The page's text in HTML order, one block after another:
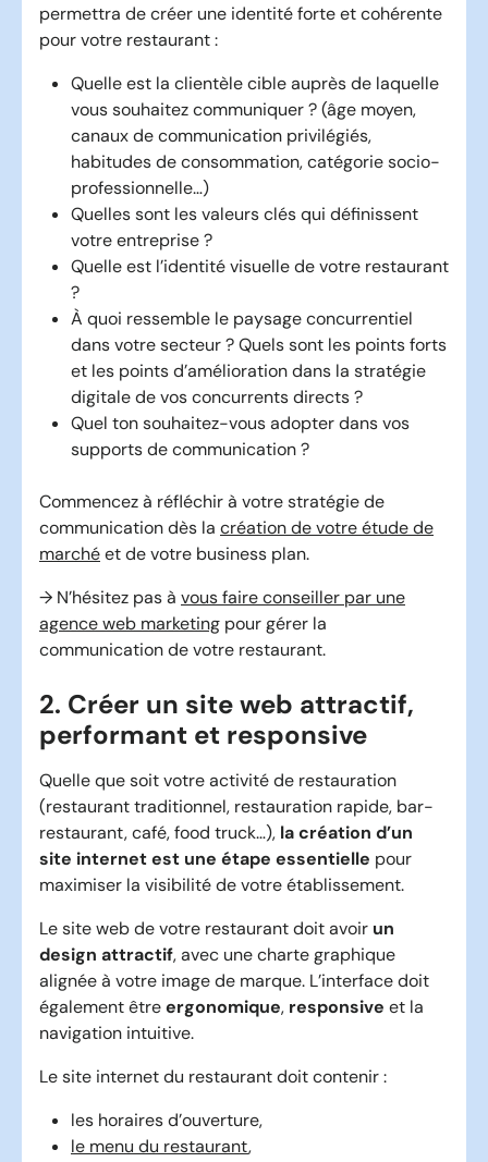
permettra de créer une identité forte et cohérente
pour votre restaurant :
Quelle est la clientèle cible auprès de laquelle
vous souhaitez communiquer ? (âge moyen,
canaux de communication privilégiés,
habitudes de consommation, catégorie socio-
professionnelle…)
Quelles sont les valeurs clés qui définissent
votre entreprise ?
Quelle est l’identité visuelle de votre restaurant
?
À quoi ressemble le paysage concurrentiel
dans votre secteur ? Quels sont les points forts
et les points d’amélioration dans la stratégie
digitale de vos concurrents directs ?
Quel ton souhaitez-vous adopter dans vos
supports de communication ?
Commencez à réfléchir à votre stratégie de
communication dès la création de votre étude de
marchéet de votre business plan.
→ N’hésitez pas à vous faire conseiller par une
agence web marketing pour gérer la
communication de votre restaurant.
2. Créer un site web attractif,
performant et responsive
Quelle que soit votre activité de restauration
(restaurant traditionnel, restauration rapide, bar-
restaurant, café, food truck…), la création d’un
site internet est une étape essentielle pour
maximiser la visibilité de votre établissement.
Le site web de votre restaurant doit avoir un
design attractif, avec une charte graphique
alignée à votre image de marque. L’interface doit
également êtreergonomique, responsive et la
navigation intuitive.
Le site internet du restaurant doit contenir :
les horaires d’ouverture,
le menu du restaurant,